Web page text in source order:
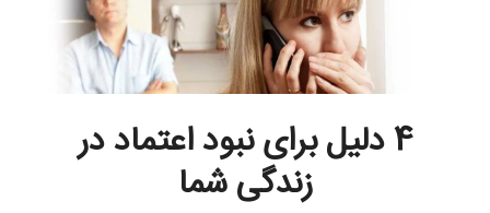
4 دلیل برای نبود اعتماد در
زندگی شما